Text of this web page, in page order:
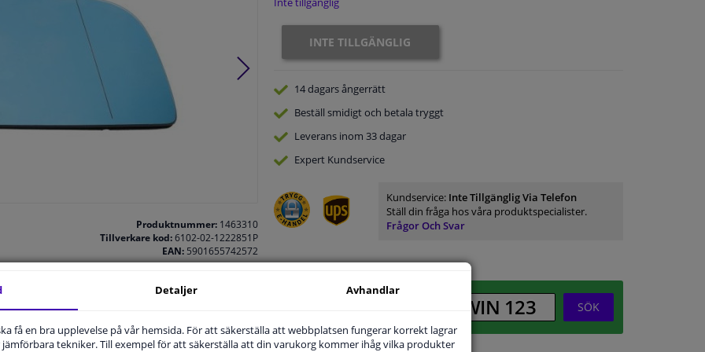
Produktnummer:1463310
Tillverkare kod:6102-02-1222851P
EAN:5901655742572
INTE TILLGÄNGLIG
14 dagarsångerrätt
Beställ smidigt och betala tryggt
Leverans inom 33 dagar
Expert Kundservice
Kundservice: Inte Tillgänglig Via Telefon
Ställ din fråga hos våra produktspecialister.
Frågor Och Svar
SÖK
Detaljer Avhandlar
få en bra upplevelse på vår hemsida. För att säkerställa att webbplatsen fungerar korrekt lagrar
tekniker. Till exempel för att säkerställa att din varukorg kommer ihåg vilka produkter